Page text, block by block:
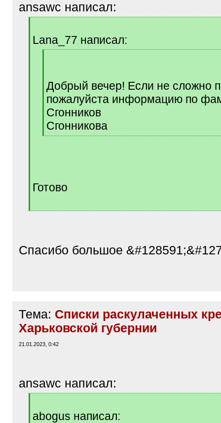
ansawc написал:
Lana_77 написал:
Добрый вечер! Если не сложно
пожалуйста информацию по
Сгонников
Сгонникова
[
Готово
[
Спасибо большое
Тема: Списки раскулаченных
Харьковской губернии
21.01.2023, 0:42
ansawc написал:
]abogus написал: